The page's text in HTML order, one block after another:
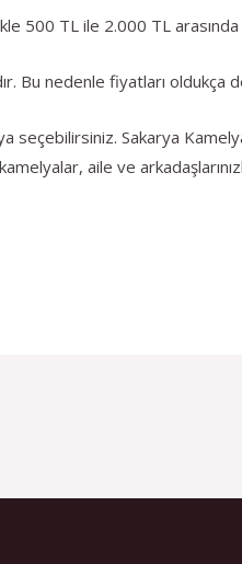
500 TL ile 2.000 TL arasında
Bu nedenle fiyatları oldukça
Sakarya
aile ve